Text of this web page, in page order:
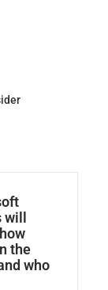
will
the
who